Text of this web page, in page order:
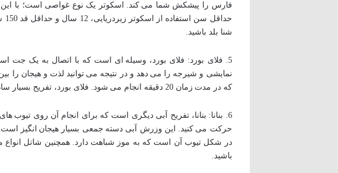
شنا بلد باشید.
5. فلای بورد: فلای بورد، وسیله ای است که با اتصال به یک جت
که در مدت زمان 20 دقیقه انجام می شود. فلای بورد، تفریح بسیار ساده ای است که پنج دقیقه اول آن به آموزش مختصر اختصاص دارد.
6. بنانا: بنانا، تفریح آبی دیگری است که برای انجام آن روی
در شکل تیوب آن است که به موز شباهت دارد. همچنین شاتل انواع
باشید.